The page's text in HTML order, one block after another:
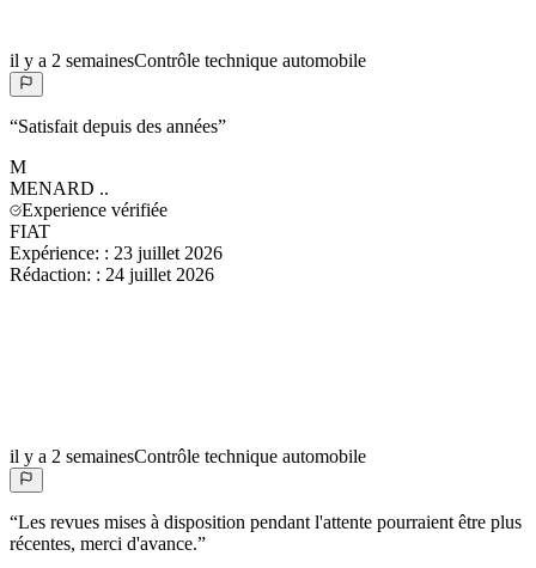
il y a 2 semainesContrôle technique automobile
“Satisfait depuis des années”
M
MENARD ..
Experience vérifiée
FIAT
Expérience: : 23 juillet 2026
Rédaction: : 24 juillet 2026
il y a 2 semainesContrôle technique automobile
“Les revues mises à disposition pendant l'attente pourraient être plus
récentes, merci d'avance.”